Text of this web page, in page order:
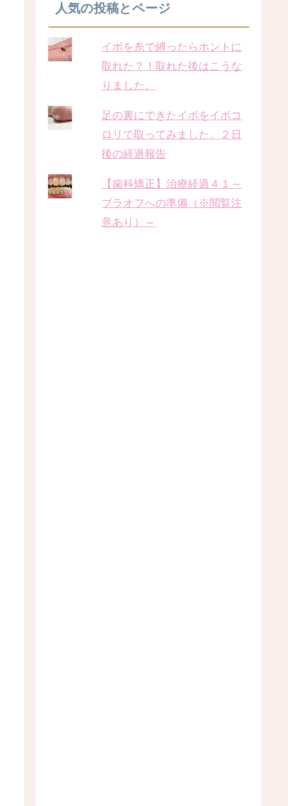
人気の投稿とページ
イボを糸で縛ったらホントに
取れた？！取れた後はこうな
りました。
足の裏にできたイボをイボコ
ロリで取ってみました。２日
後の経過報告
【歯科矯正】治療経過４１～
ブラオフへの準備（※閲覧注
意あり）～